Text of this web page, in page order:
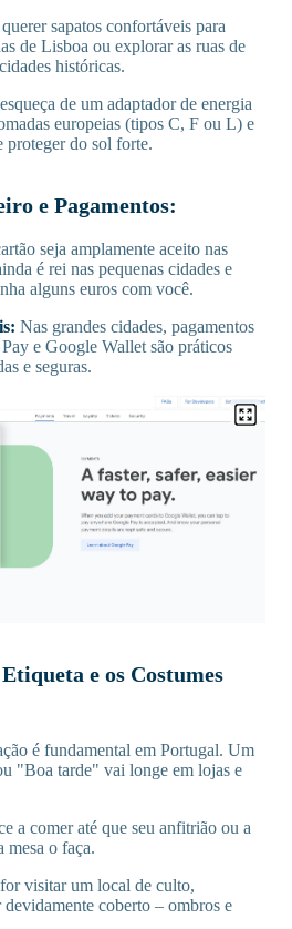
sapatos confortáveis para
de Lisboa ou explorar as ruas de
históricas.
de um adaptador de energia
europeias (tipos C, F ou L) e
proteger do sol forte.
e Pagamentos:
seja amplamente aceito nas
é rei nas pequenas cidades e
alguns euros com você.
Nas grandes cidades, pagamentos
e Google Wallet são práticos
e seguras.
e os Costumes
é fundamental em Portugal. Um
"Boa tarde" vai longe em lojas e
a comer até que seu anfitrião ou a
mesa o faça.
visitar um local de culto,
devidamente coberto – ombros e